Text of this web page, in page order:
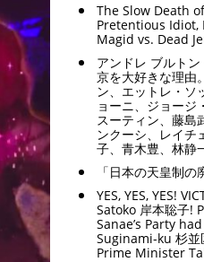
The Slow Death
Pretentious Idiot,
Magid vs. Dead
アンドレ ブルト
京を大好きな理由
ン、エットレ・ソ
ョーニ、ジョージ
スーティン、藤島
ンクーシ、レイチ
子、青木豊、林静
「日本の天皇制
YES, YES, YES!
Satoko 岸本聡子!
Sanae’s Party
Suginami-ku 杉並
Prime Minister